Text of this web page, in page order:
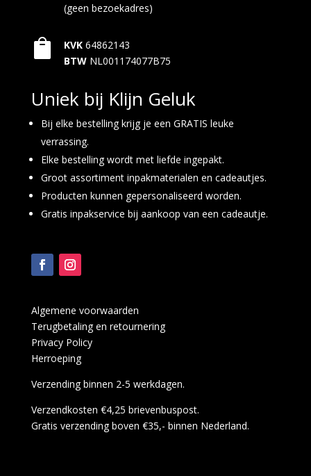
(geen bezoekadres)
 KVK 64862143
BTW NL001174077B75
Uniek bij Klijn Geluk
Bij elke bestelling krijg je een GRATIS leuke
verrassing.
Elke bestelling wordt met liefde ingepakt.
Groot assortiment inpakmaterialen en cadeautjes.
Producten kunnen gepersonaliseerd worden.
Gratis inpakservice bij aankoop van een cadeautje.
Algemene voorwaarden
Terugbetaling en retournering
Privacy Policy
Herroeping
Verzending binnen 2-5 werkdagen.
Verzendkosten €4,25 brievenbuspost.
Gratis verzending boven €35,- binnen Nederland.